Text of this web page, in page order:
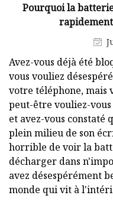
Pourquoi la
Avez-vous déjà été
vous vouliez
votre téléphone, mais
peut-être vouliez-
et avez-vous constaté
plein milieu de son
horrible de voir la
décharger dans
avez désespérément
monde qui vit à